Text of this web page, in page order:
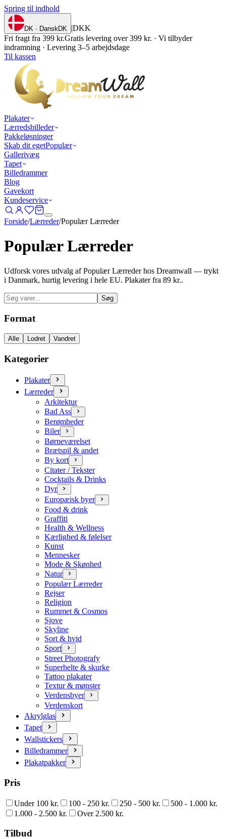
Spring til indhold
DK · DanskDK |DKK
Fri fragt fra 399 kr.Gratis levering over 399 kr. · Vi tilbyder
indramning · Levering 3–5 arbejdsdage
Til kassen
Plakater
Lærredsbilleder
Pakkeløsninger
Skab dit egetPopulær
Gallerivæg
Tapet
Billedrammer
Blog
Gavekort
Kundeservice
Forside/Lærreder/Populær Lærreder
Populær Lærreder
Udforsk vores udvalg af Populær Lærreder hos Dreamwall — trykt
i Danmark, hurtig levering i hele EU. Plakater fra 89 kr..
Søg
Format
Alle Lodret Vandret
Kategorier
Plakater
Lærreder
Arkitektur
Bad Ass
Berømheder
Biler
Børneværelset
Brætspil & andet
By kort
Citater / Tekster
Cocktails & Drinks
Dyr
Europæisk byer
Food & drink
Graffiti
Health & Wellness
Kærlighed & følelser
Kunst
Mennesker
Mode & Skønhed
Natur
Populær Lærreder
Rejser
Religion
Rummet & Cosmos
Sjove
Skyline
Sort & hvid
Sport
Street Photografy
Superhelte & skurke
Tattoo plakater
Textur & mønster
Verdensbyer
Verdenskort
Akrylglas
Tapet
Wallstickers
Billedrammer
Plakatpakker
Pris
Under 100 kr. 100 - 250 kr. 250 - 500 kr.
500 - 1.000 kr.
1.000 - 2.500 kr.
Over 2.500 kr.
Tilbud